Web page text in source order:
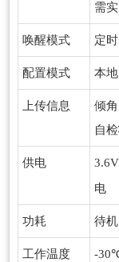
需
唤醒模式 定
配置模式 本
上传信息
倾
自
供电
电
功耗 待
工作温度 -